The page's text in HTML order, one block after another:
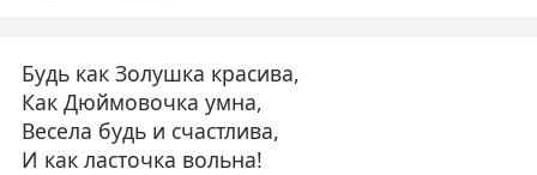
Будь как Золушка красива,
Как Дюймовочка умна,
Весела будь и счастлива,
И как ласточка вольна!